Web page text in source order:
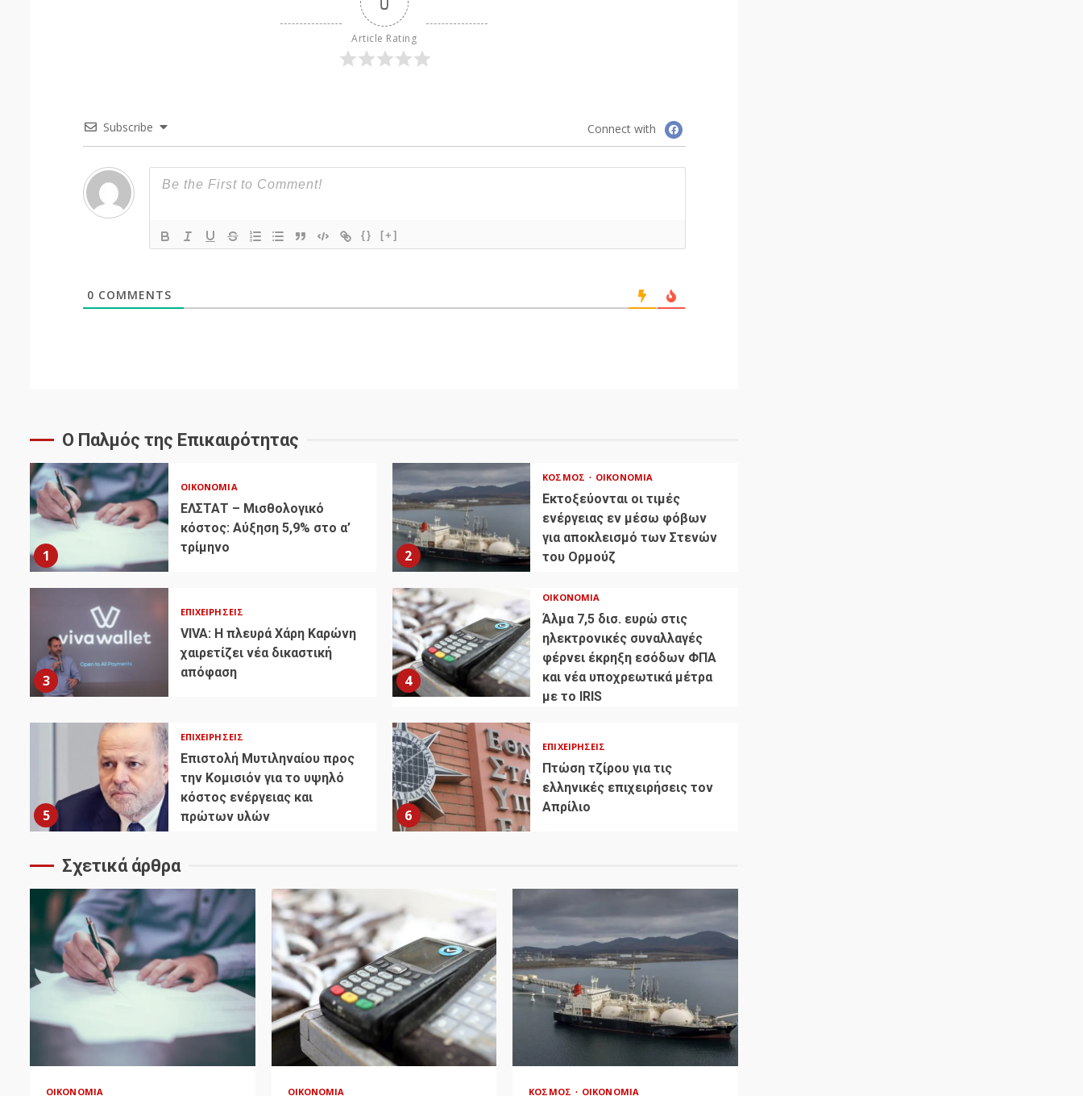
Article Rating
Subscribe Connect with
{} [+]
0 COMMENTS
Ο Παλμός της Επικαιρότητας
1
ΟΙΚΟΝΟΜΊΑ
ΕΛΣΤΑΤ – Μισθολογικό
κόστος: Αύξηση 5,9% στο α’
τρίμηνο
2
ΚΌΣΜΟΣ ΟΙΚΟΝΟΜΊΑ
Εκτοξεύονται οι τιμές
ενέργειας εν μέσω φόβων
για αποκλεισμό των Στενών
του Ορμούζ
3
ΕΠΙΧΕΙΡΉΣΕΙΣ
VIVA: Η πλευρά Χάρη Καρώνη
χαιρετίζει νέα δικαστική
απόφαση
4
ΟΙΚΟΝΟΜΊΑ
Άλμα 7,5 δισ. ευρώ στις
ηλεκτρονικές συναλλαγές
φέρνει έκρηξη εσόδων ΦΠΑ
και νέα υποχρεωτικά μέτρα
με το IRIS
5
ΕΠΙΧΕΙΡΉΣΕΙΣ
Επιστολή Μυτιληναίου προς
την Κομισιόν για το υψηλό
κόστος ενέργειας και
πρώτων υλών
6
ΕΠΙΧΕΙΡΉΣΕΙΣ
Πτώση τζίρου για τις
ελληνικές επιχειρήσεις τον
Απρίλιο
Σχετικά άρθρα
ΟΙΚΟΝΟΜΊΑ ΟΙΚΟΝΟΜΊΑ ΚΌΣΜΟΣ ΟΙΚΟΝΟΜΊΑ